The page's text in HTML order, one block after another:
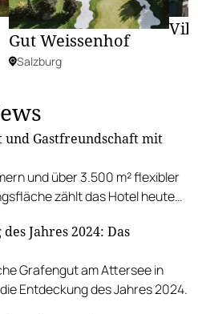
Gut Weissenhof
Salzburg
und Gastfreundschaft mit
und über 3.500 m² flexibler
zählt das Hotel heute
Jahres 2024: Das
Grafengut am Attersee in
Entdeckung des Jahres 2024.